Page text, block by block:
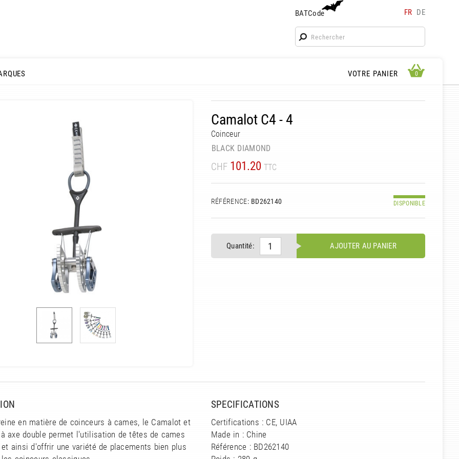
BATCode FR DE
BATCode
Rentrez votre BATCode et validez
VOTRE PANIER 0 0
Camalot C4 - 4
Coinceur
BLACK DIAMOND
CHF 101.20 TTC
RÉFÉRENCE: BD262140 DISPONIBLE
Quantité: AJOUTER AU PANIER
en matière de coinceurs à cames, le Camalot et
axe double permet l'utilisation de têtes de cames
ainsi d'offrir une variété de placements bien plus
SPECIFICATIONS
Certifications : CE, UIAA
Made in : Chine
Référence : BD262140